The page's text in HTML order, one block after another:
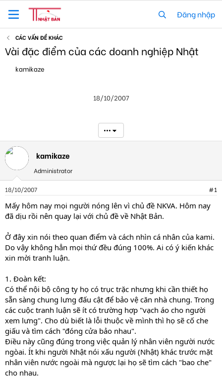
Đăng nhập
CÁC VẤN ĐỀ KHÁC
Vài đặc điểm của các doanh nghiệp Nhật
h
r
t
r
kamikaze
18/10/2007
•••
kamikaze
Administrator
18/10/2007 #1
Mấy hôm nay mọi người nóng lên vì chủ đề NKVA. Hôm nay
đã dịu rồi nên quay lại với chủ đề về Nhật Bản.
Ở đây xin nói theo quan điểm và cách nhìn cá nhân của kami.
Do vậy không hẳn mọi thứ đều đúng 100%. Ai có ý kiến khác
xin mời tranh luận.
1. Đoàn kết:
Có thể nội bộ công ty họ có trục trặc nhưng khi cần thiết họ
sẵn sàng chung lưng đấu cật để bảo vệ căn nhà chung. Trong
các cuộc tranh luận sẽ ít có trường hợp "vạch áo cho người
xem lưng". Cho dù biết là lỗi thuộc về mình thì họ sẽ cố che
giấu và tìm cách "đóng cửa bảo nhau".
Điều này cũng đúng trong việc quản lý nhân viên người nước
ngòai. Ít khi người Nhật nói xấu người (Nhật) khác trước mặt
nhân viên nước ngoài mà ngược lại họ sẽ tìm cách "bao che"
cho nhau.